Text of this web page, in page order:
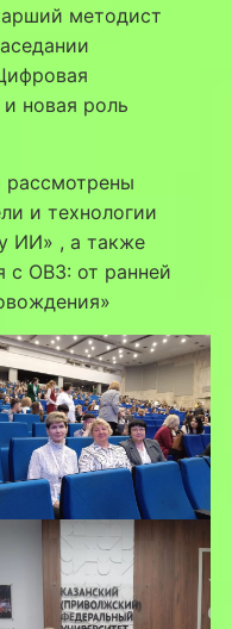
методист
новая роль
и технологии
ИИ» , а также
с ОВЗ: от ранней